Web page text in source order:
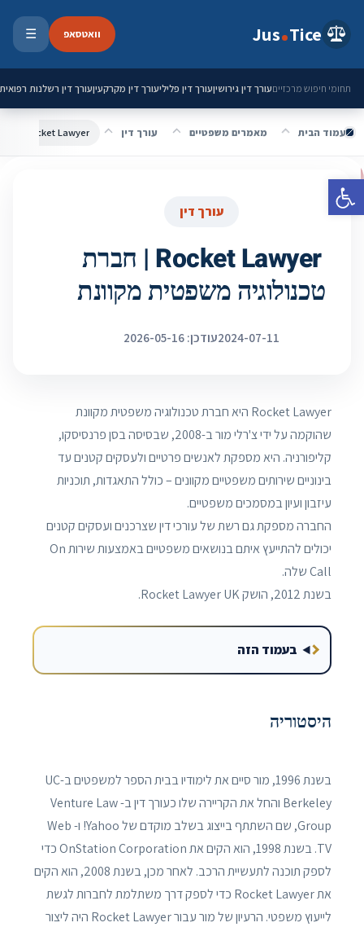
פתח סרגל נגישות
Jus Tice וואטסאפ ☰
תחומי חיפוש מרכזייםעורך דין גירושיןעורך דין פליליעורך דין מקרקעיןעורך דין רשלנות רפואית
עמוד הבית מאמרים משפטיים עורך דין Rocket Lawyer | חברת טכנולוגיה משפטית מקוונת
עורך דין
Rocket Lawyer | חברת
טכנולוגיה משפטית מקוונת
2024-07-11עודכן: 2026-05-16
Rocket Lawyer היא חברת טכנולוגיה משפטית מקוונת
שהוקמה על ידי צ'רלי מור ב-2008, שבסיסה בסן פרנסיסקו,
קליפורניה. היא מספקת לאנשים פרטיים ולעסקים קטנים עד
בינוניים שירותים משפטיים מקוונים – כולל התאגדות, תוכניות
עיזבון ועיון במסמכים משפטיים.
החברה מספקת גם רשת של עורכי דין שצרכנים ועסקים קטנים
יכולים להתייעץ איתם בנושאים משפטיים באמצעות שירות On
Call שלה.
בשנת 2012, הושק Rocket Lawyer UK.
בעמוד הזה
היסטוריה
בשנת 1996, מור סיים את לימודיו בבית הספר למשפטים ב-UC
Berkeley והחל את הקריירה שלו כעורך דין ב- Venture Law
Group, שם השתתף בייצוג בשלב מוקדם של Yahoo! ו- Web
TV. בשנת 1998, הוא הקים את OnStation Corporation כדי
לספק תוכנה לתעשיית הרכב. לאחר מכן, בשנת 2008, הוא הקים
את Rocket Lawyer כדי לספק דרך משתלמת לחברות לגשת
לייעוץ משפטי. הרעיון של מור עבור Rocket Lawyer היה ליצור